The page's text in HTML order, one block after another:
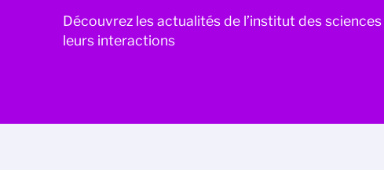
Découvrez les actualités de l’institut des
leurs interactions